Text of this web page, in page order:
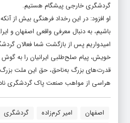
گردشگری خارجی پیشگام هستیم.
او افزود: در این رخداد فرهنگی بیش از
باشیم، به دنبال معرفی واقعی اصفهان و
امیدواریم پس از بازگشت شما فعالان
خویش، پیام صلح‌طلبی ایرانیان را به گوش
قدرت‌های بزرگ به‌ناحق، حق این ملت بزرگ
هراسی از مواهب صنعت پاک گردشگری
اصفهان امیر کرم‌زاده
گردشگری